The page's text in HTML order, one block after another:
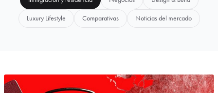
Luxury Lifestyle Comparativas Noticias del mercado